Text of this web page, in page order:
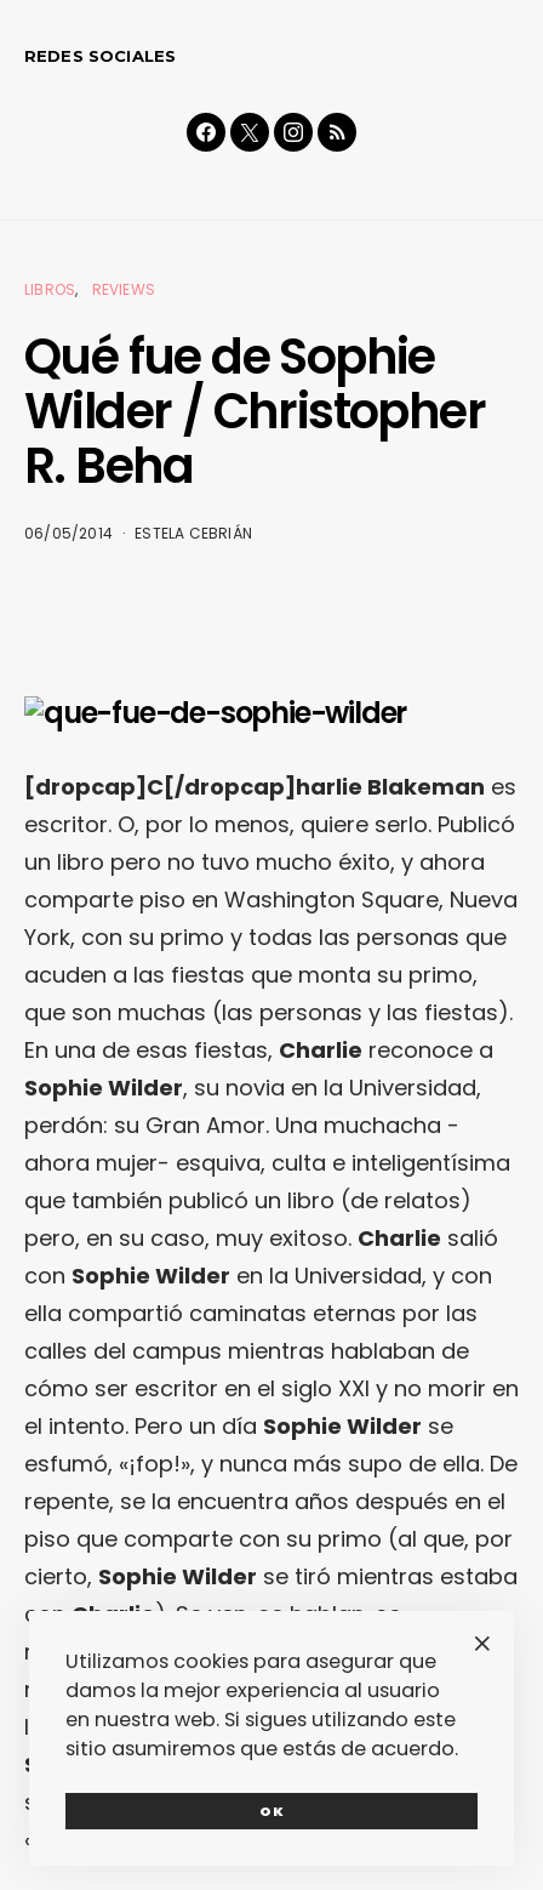
REDES SOCIALES
LIBROS REVIEWS
Qué fue de Sophie
Wilder / Christopher
R. Beha
06/05/2014 ESTELA CEBRIÁN
[dropcap]C[/dropcap]harlie Blakeman es
escritor. O, por lo menos, quiere serlo. Publicó
un libro pero no tuvo mucho éxito, y ahora
comparte piso en Washington Square, Nueva
York, con su primo y todas las personas que
acuden a las fiestas que monta su primo,
que son muchas (las personas y las fiestas).
En una de esas fiestas, Charlie reconoce a
Sophie Wilder, su novia en la Universidad,
perdón: su Gran Amor. Una muchacha -
ahora mujer- esquiva, culta e inteligentísima
que también publicó un libro (de relatos)
pero, en su caso, muy exitoso. Charlie salió
con Sophie Wilder en la Universidad, y con
ella compartió caminatas eternas por las
calles del campus mientras hablaban de
cómo ser escritor en el siglo XXI y no morir en
el intento. Pero un día Sophie Wilder se
esfumó, «¡fop!», y nunca más supo de ella. De
repente, se la encuentra años después en el
piso que comparte con su primo (al que, por
cierto, Sophie Wilder se tiró mientras estaba
con Charlie ). Se ven, se hablan, se
recuerdan,Charlievuelve a sentir arder de
nuevo en el estómago y en su corazón esa
llama que nunca llegó a apagarse. Cuando
Sophie Wilderse vuelve a esfumar,Charlie
se pregunta: y durante todo este tiempo,
«
¿Qué fue deSophie Wilder?«.
Utilizamos cookies para asegurar que
damos la mejor experiencia al usuario
en nuestra web. Si sigues utilizando este
sitio asumiremos que estás de acuerdo.
OK